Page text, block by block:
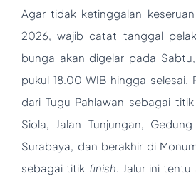
Agar tidak ketinggalan
2026, wajib catat tanggal
bunga akan digelar pada
pukul 18.00 WIB hingga selesai.
dari Tugu Pahlawan sebagai titik
Siola, Jalan Tunjungan,
Surabaya, dan berakhir di
sebagai titik finish. Jalur ini